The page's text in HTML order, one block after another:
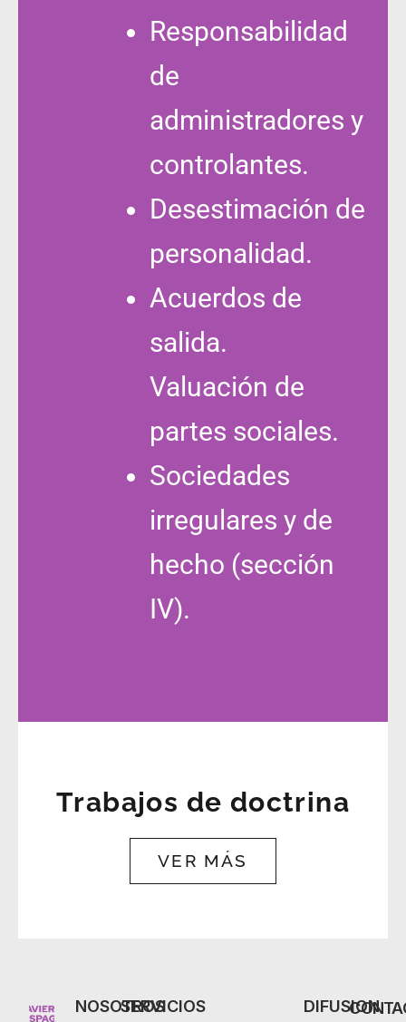
Responsabilidad
de
administradores y
controlantes.
Desestimación de
personalidad.
Acuerdos de
salida.
Valuación de
partes sociales.
Sociedades
irregulares y de
hecho (sección
IV).
Trabajos de doctrina
VER MÁS
NOSOTROSSERVICIOS DIFUSION